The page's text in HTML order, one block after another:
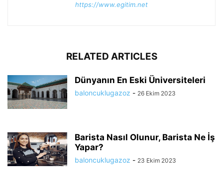
https://www.egitim.net
RELATED ARTICLES
Dünyanın En Eski Üniversiteleri
baloncuklugazoz - 26 Ekim 2023
Barista Nasıl Olunur, Barista Ne İş
Yapar?
baloncuklugazoz - 23 Ekim 2023